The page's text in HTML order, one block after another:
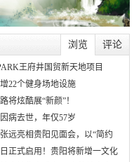
浏览 评论
王府井国贸新天地项目
22个健身场地设施
将炫酷展“新颜”！
病去世，年仅57岁
远亮相贵阳见面会，以“简约
正式启用！贵阳将新增一文化